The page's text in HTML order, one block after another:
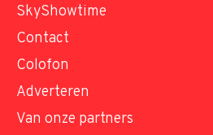
SkyShowtime
Contact
Colofon
Adverteren
Van onze partners